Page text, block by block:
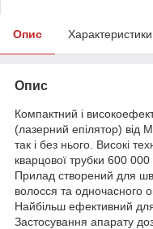
Опис Характеристики
Опис
Компактний і
(лазерний епілятор) від
так і без нього. Високі
кварцової трубки 600 000
Прилад створений для
волосся та одночасного
Найбільш ефективний
Застосування апарату